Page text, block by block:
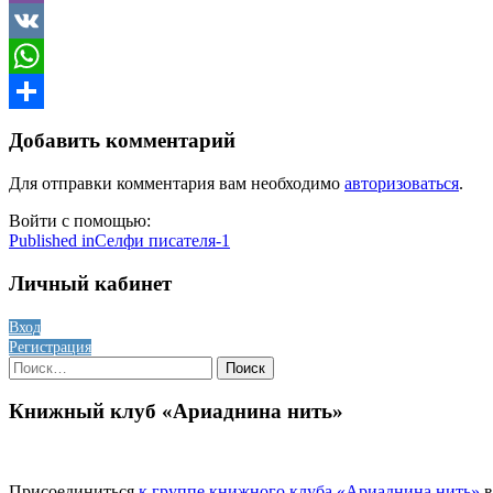
Viber
VK
WhatsApp
Добавить комментарий
Для отправки комментария вам необходимо авторизоваться.
Войти с помощью:
Навигация
по
Published inСелфи писателя-1
Личный кабинет
Вход
Регистрация
Найти:
Книжный клуб «Ариаднина нить»